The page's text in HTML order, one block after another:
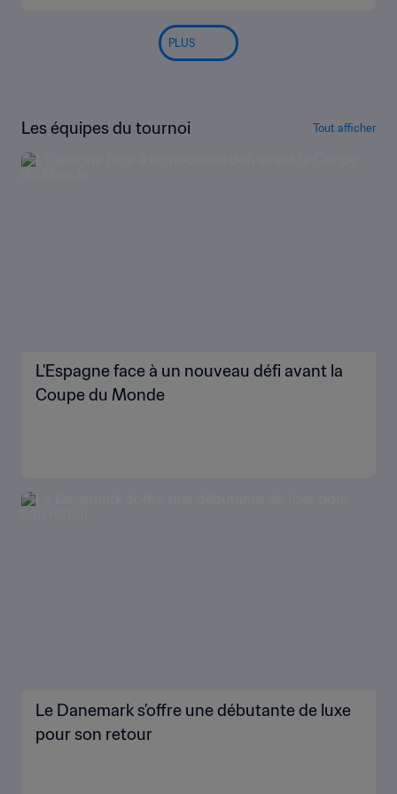
PLUS
Les équipes du tournoi Tout afficher
L'Espagne face à un nouveau défi avant la
Coupe du Monde
Le Danemark s’offre une débutante de luxe
pour son retour